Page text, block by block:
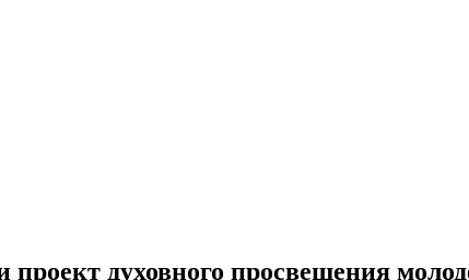
духовного просвещения